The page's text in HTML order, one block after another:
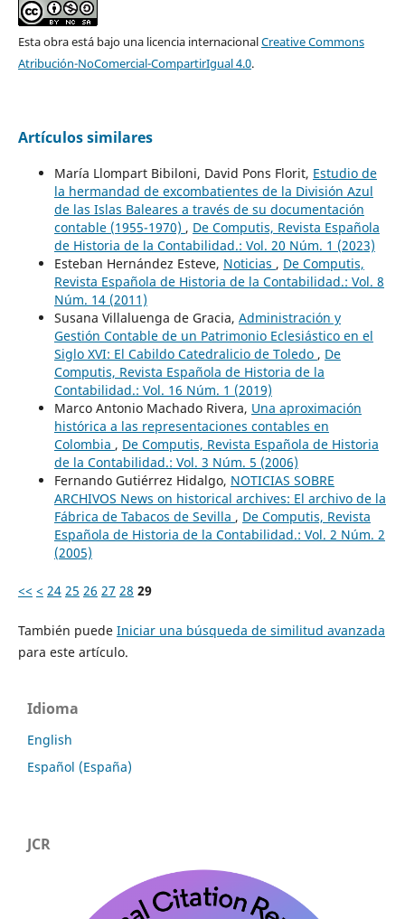
Esta obra está bajo una licencia internacionalCreative Commons
Atribución-NoComercial-CompartirIgual 4.0.
Artículos similares
María Llompart Bibiloni, David Pons Florit, Estudio de
la hermandad de excombatientes de la División Azul
de las Islas Baleares a través de su documentación
contable (1955-1970) , De Computis, Revista Española
de Historia de la Contabilidad.: Vol. 20 Núm. 1 (2023)
Esteban Hernández Esteve, Noticias , De Computis,
Revista Española de Historia de la Contabilidad.: Vol. 8
Núm. 14 (2011)
Susana Villaluenga de Gracia, Administración y
Gestión Contable de un Patrimonio Eclesiástico en el
Siglo XVI: El Cabildo Catedralicio de Toledo , De
Computis, Revista Española de Historia de la
Contabilidad.: Vol. 16 Núm. 1 (2019)
Marco Antonio Machado Rivera, Una aproximación
histórica a las representaciones contables en
Colombia , De Computis, Revista Española de Historia
de la Contabilidad.: Vol. 3 Núm. 5 (2006)
Fernando Gutiérrez Hidalgo, NOTICIAS SOBRE
ARCHIVOS News on historical archives: El archivo de la
Fábrica de Tabacos de Sevilla , De Computis, Revista
Española de Historia de la Contabilidad.: Vol. 2 Núm. 2
(2005)
<< < 24 25 26 27 28 29
También puede Iniciar una búsqueda de similitud avanzada
para este artículo.
Idioma
English
Español (España)
JCR